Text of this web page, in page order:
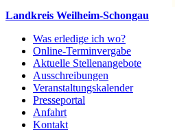
Landkreis Weilheim-Schongau
Was erledige ich wo?
Online-Terminvergabe
Aktuelle Stellenangebote
Ausschreibungen
Veranstaltungskalender
Presseportal
Anfahrt
Kontakt